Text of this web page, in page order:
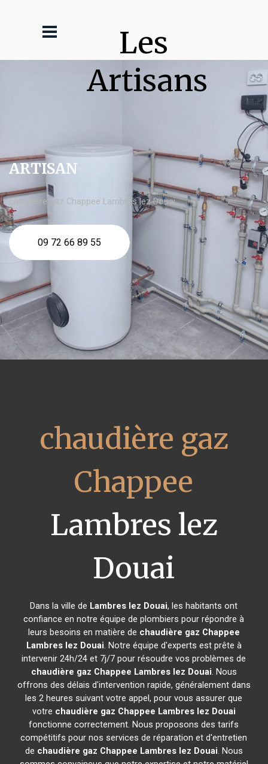
Les
Artisans
ARTISAN
chaudière gaz Chappee Lambres lez Douai
09 72 66 89 55
chaudière gaz
Chappee
Lambres lez
Douai
Dans la ville de Lambres lez Douai, les habitants ont
confiance en notre équipe de plombiers pour répondre à
leurs besoins en matière de chaudière gaz Chappee
Lambres lez Douai. Notre équipe d'experts est prête à
intervenir 24h/24 et 7j/7 pour résoudre vos problèmes de
chaudière gaz Chappee Lambres lez Douai. Nous
offrons des délais d'intervention rapide, généralement dans
les 2 heures suivant votre appel, pour vous assurer que
votre chaudière gaz Chappee Lambres lez Douai
fonctionne correctement. Nous proposons des tarifs
compétitifs pour nos services de réparation et d'entretien
de chaudière gaz Chappee Lambres lez Douai. Nous